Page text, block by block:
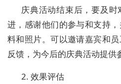
庆典活动结束后，要及
进，感谢他们的参与和支持
料和照片。可以邀请嘉宾和
反馈，为今后的庆典活动提供
2. 效果评估